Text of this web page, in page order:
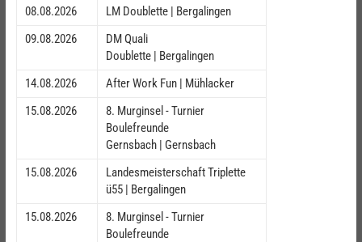
08.08.2026
LM Doublette | Bergalingen
09.08.2026
DM Quali
Doublette | Bergalingen
14.08.2026
After Work Fun | Mühlacker
15.08.2026
8. Murginsel - Turnier
Boulefreunde
Gernsbach | Gernsbach
15.08.2026
Landesmeisterschaft Triplette
ü55 | Bergalingen
15.08.2026
8. Murginsel - Turnier
Boulefreunde